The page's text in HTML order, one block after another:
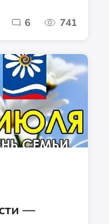
6 741
—